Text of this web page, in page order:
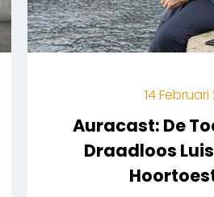
14 Februari
Auracast: De
Draadloos